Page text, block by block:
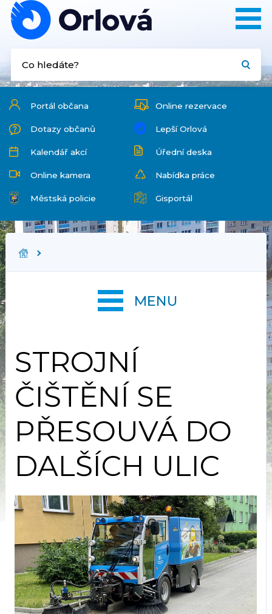
Portál občana Online rezervace
Dotazy občanů Lepší Orlová
Kalendář akcí Úřední deska
Online kamera Nabídka práce
Městská policie Gisportál
STROJNÍ
ČIŠTĚNÍ SE
PŘESOUVÁ DO
DALŠÍCH ULIC
MENU